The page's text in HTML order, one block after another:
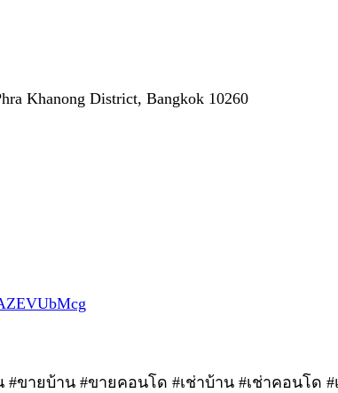
Khanong District, Bangkok 10260
ขายบ้าน #ขายคอนโด #เช่าบ้าน #เช่าคอนโด